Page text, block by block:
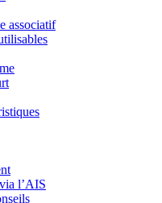
associatif
l’AIS